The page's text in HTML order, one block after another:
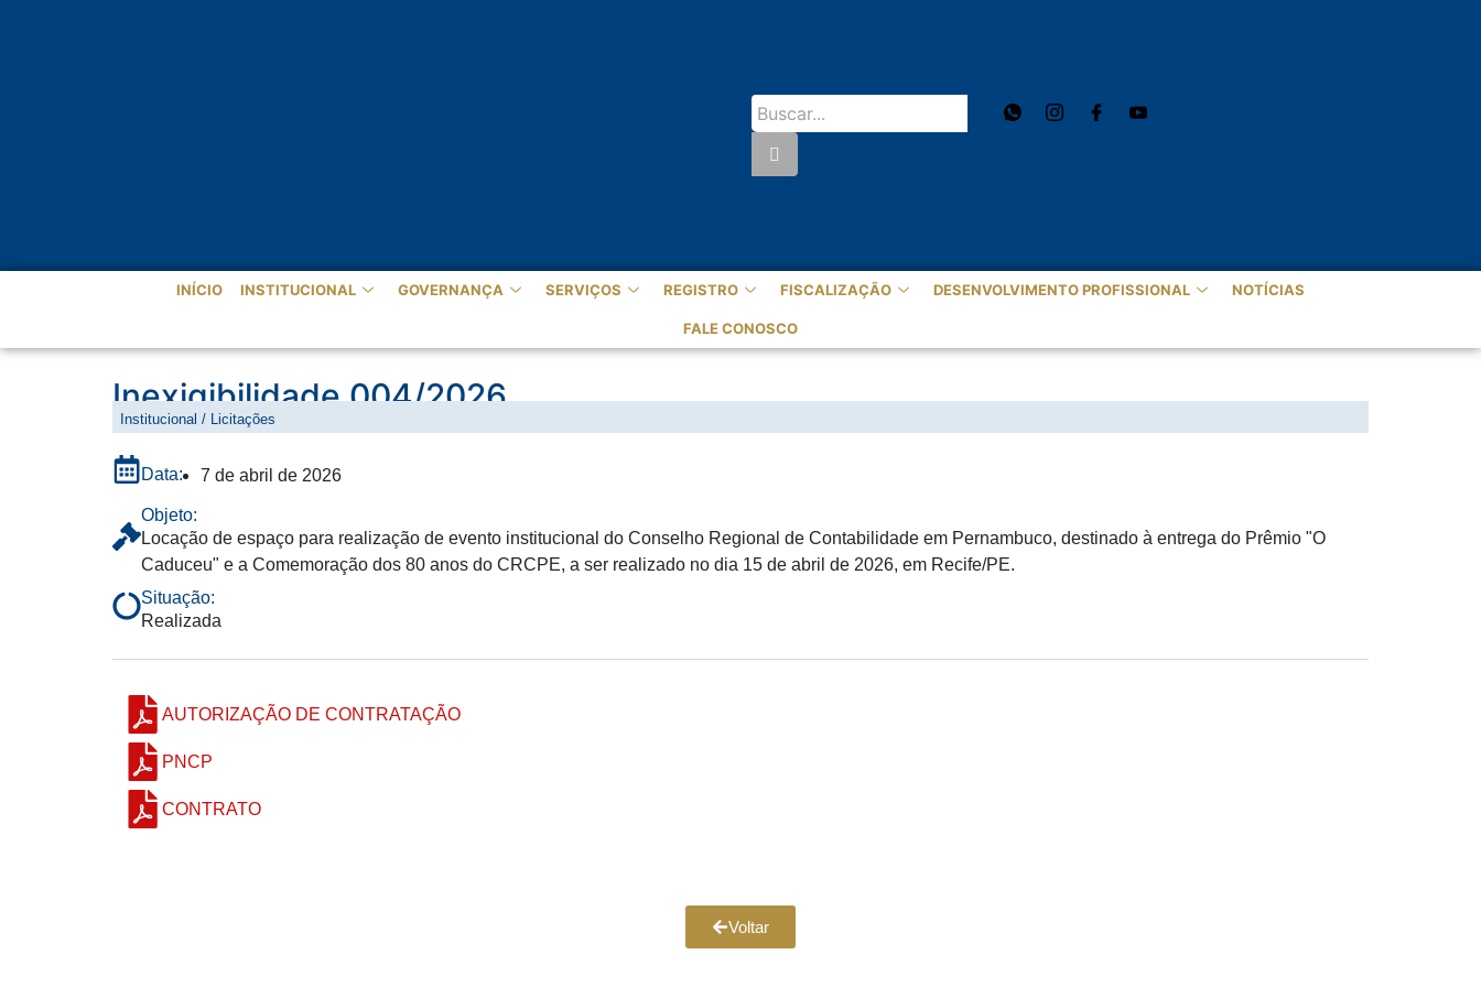
INÍCIO INSTITUCIONAL GOVERNANÇA SERVIÇOS REGISTRO FISCALIZAÇÃO DESENVOLVIMENTO PROFISSIONAL NOTÍCIAS
FALE CONOSCO
Inexigibilidade 004/2026
Institucional / Licitações
Data: 7 de abril de 2026
Objeto:
Locação de espaço para realização de evento institucional do Conselho Regional de Contabilidade em Pernambuco, destinado à entrega do Prêmio "O
Caduceu" e a Comemoração dos 80 anos do CRCPE, a ser realizado no dia 15 de abril de 2026, em Recife/PE.
Situação:
Realizada
AUTORIZAÇÃO DE CONTRATAÇÃO
PNCP
CONTRATO
Voltar